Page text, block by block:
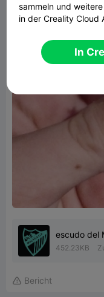
escudo del
452.23KB
 Bericht
sammeln und
in der Creality Cloud
In